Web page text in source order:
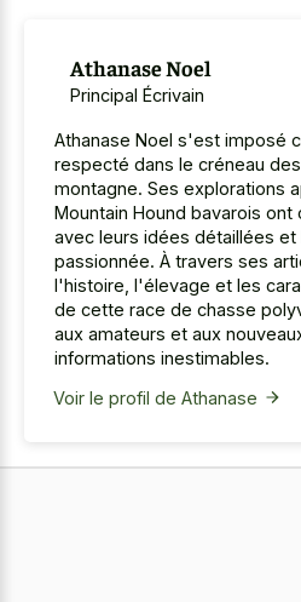
Athanase Noel
Principal Écrivain
Athanase Noel s'est imposé
respecté dans le créneau
montagne. Ses explorations
Mountain Hound bavarois
avec leurs idées détaillées et
passionnée. À travers ses
l'histoire, l'élevage et les
de cette race de chasse
aux amateurs et aux
informations inestimables.
Voir le profil de Athanase